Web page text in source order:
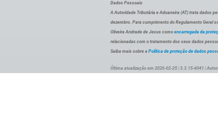
Dados Pessoais
A Autoridade Tributária e Aduaneira (AT) trata dados
dezembro. Para cumprimento do Regulamento Geral
Oliveira Andrade de Jesus como encarregada da
relacionadas com o tratamento dos seus dados
Saiba mais sobre a Política de proteção de dados
Última atualização em 2026-02-25 | 3.3.15-6041 |